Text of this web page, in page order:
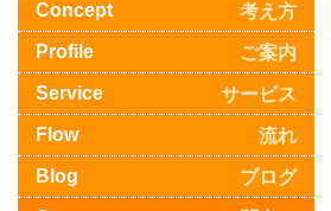
Concept
考え方
Profile
ご案内
Service
サービス
Flow
流れ
Blog
ブログ